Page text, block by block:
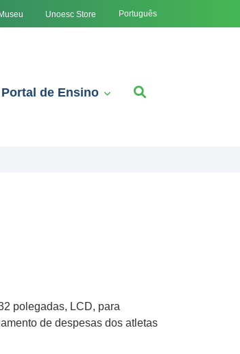
Unoesc Store Português
Portal de Ensino
polegadas, LCD, para
de despesas dos atletas